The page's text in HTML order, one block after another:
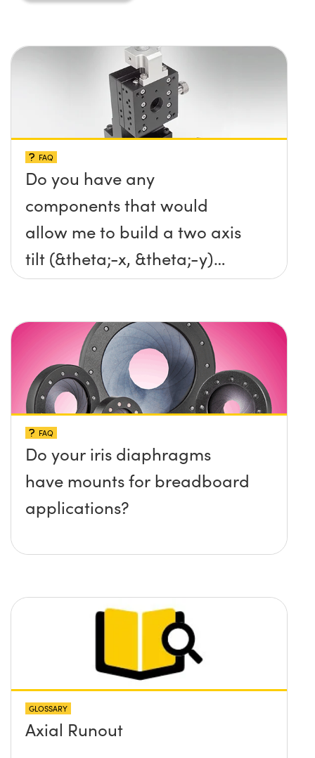
FAQ
Do you have any
components that would
allow me to build a two axis
tilt (&theta;-x, &theta;-y)
platform without any screws
surface?
FAQ
Do your iris diaphragms
have mounts for breadboard
applications?
GLOSSARY
Axial Runout